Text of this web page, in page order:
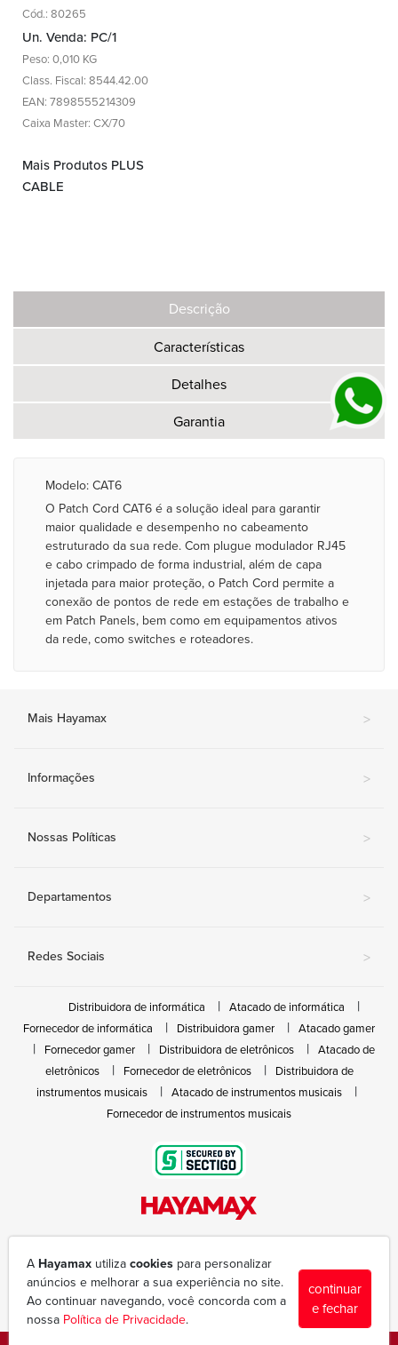
Cód.: 80265
Un. Venda: PC/1
Peso: 0,010 KG
Class. Fiscal: 8544.42.00
EAN: 7898555214309
Caixa Master: CX/70
Mais Produtos PLUS
CABLE
Descrição
Características
Detalhes
Garantia
Modelo: CAT6
O Patch Cord CAT6 é a solução ideal para garantir
maior qualidade e desempenho no cabeamento
estruturado da sua rede. Com plugue modulador RJ45
e cabo crimpado de forma industrial, além de capa
injetada para maior proteção, o Patch Cord permite a
conexão de pontos de rede em estações de trabalho e
em Patch Panels, bem como em equipamentos ativos
da rede, como switches e roteadores.
Mais Hayamax >
Informações >
Nossas Políticas >
Departamentos >
Redes Sociais >
Distribuidora de informática
Atacado de informática
Fornecedor de informática
Distribuidora gamer
Atacado gamer
Fornecedor gamer
Distribuidora de eletrônicos
Atacado de
eletrônicos
Fornecedor de eletrônicos
Distribuidora de
instrumentos musicais
Atacado de instrumentos musicais
Fornecedor de instrumentos musicais
(43) 3377-6600
hayamax@hayamax.com.br
Segunda à sexta das 8:00 às 18:00
A Hayamax utiliza cookies para personalizar
anúncios e melhorar a sua experiência no site.
Ao continuar navegando, você concorda com a
nossa Política de Privacidade.
continuar
e fechar